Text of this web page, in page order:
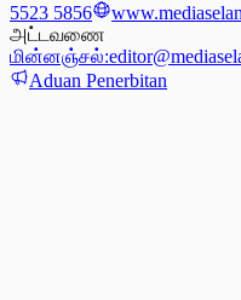
5523 5856
அட்டவணை
மின்னஞ்சல்:
Aduan Penerbitan